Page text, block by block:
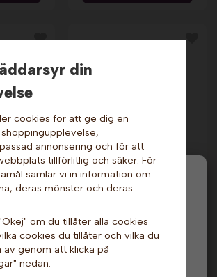
till Gottes!
handla men välj privatperson (inkl.
(exkl. moms) för hur våra priser
Privat
-
Medal
Utbytesplattor till
Belgiskt våffeljärn.
2 199 kr
även
din
cookies för att ge dig en
annonsering och för att
tillförlitlig och säker. För
samlar vi in information om
deras mönster och deras
om du tillåter alla cookies
cookies du tillåter och vilka du
av genom att klicka på
nedan.